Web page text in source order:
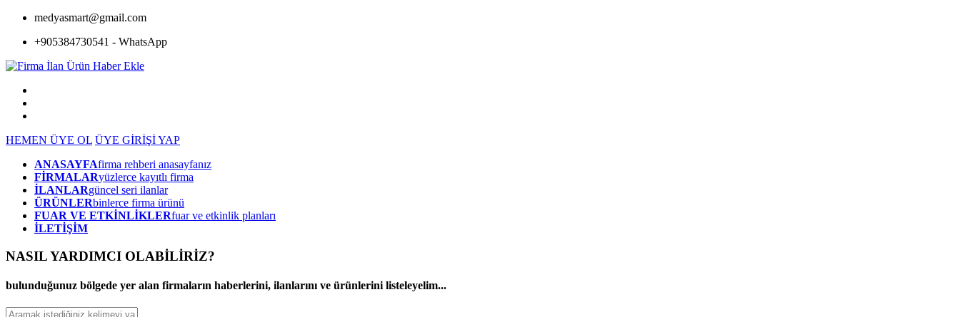
medyasmart@gmail.com
+905384730541 - WhatsApp
HEMEN ÜYE OL ÜYE GİRİŞİ YAP
ANASAYFAfirma rehberi anasayfanız
FİRMALARyüzlerce kayıtlı firma
İLANLARgüncel seri ilanlar
ÜRÜNLERbinlerce firma ürünü
FUAR VE ETKİNLİKLERfuar ve etkinlik planları
İLETİŞİM
NASIL YARDIMCI OLABİLİRİZ?
bulunduğunuz bölgede yer alan firmaların haberlerini, ilanlarını ve ürünlerini listeleyelim...